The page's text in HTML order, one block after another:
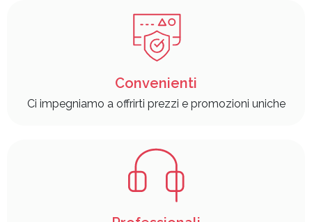
Convenienti
Ci impegniamo a offrirti prezzi e promozioni uniche